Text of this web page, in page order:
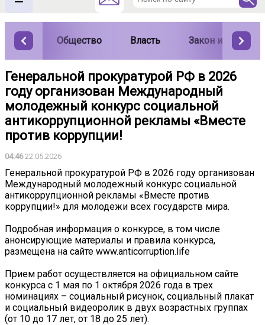
Общество Власть Закон и порядок
Генеральной прокуратурой РФ в 2026
году организован Международный
молодежный конкурс социальной
антикоррупционной рекламы «Вместе
против коррупции!
04:4622.05.2026
Генеральной прокуратурой РФ в 2026 году организован
Международный молодежный конкурс социальной
антикоррупционной рекламы «Вместе против
коррупции!» для молодежи всех государств мира.
Подробная информация о конкурсе, в том числе
анонсирующие материалы и правила конкурса,
размещена на сайте www.anticorruption.life
Прием работ осуществляется на официальном сайте
конкурса с 1 мая по 1 октября 2026 года в трех
номинациях – социальный рисунок, социальный плакат
и социальный видеоролик в двух возрастных группах
(от 10 до 17 лет, от 18 до 25 лет).